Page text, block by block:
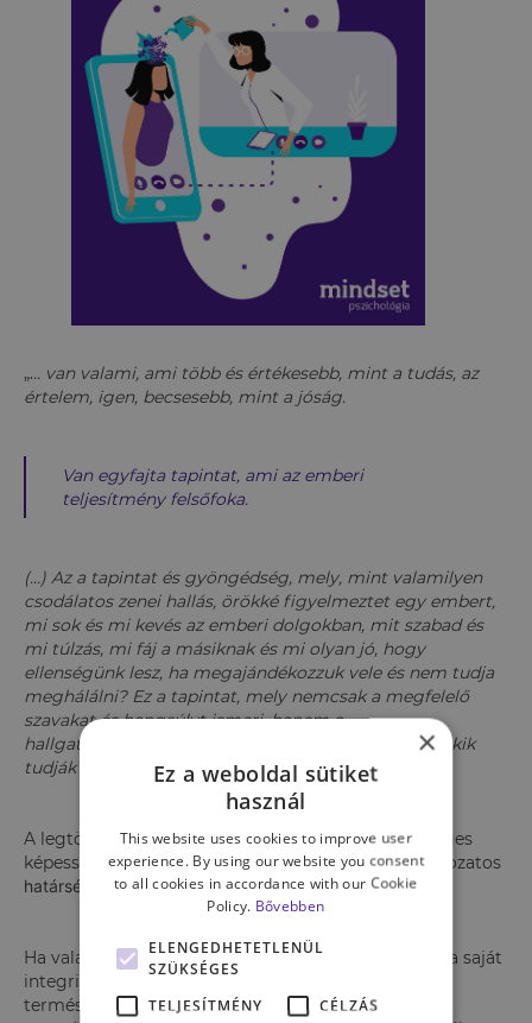
„... van valami, ami több és értékesebb, mint a tudás, az
értelem, igen, becsesebb, mint a jóság.
Van egyfajta tapintat, ami az emberi
teljesítmény felsőfoka.
(...) Az a tapintat és gyöngédség, mely, mint valamilyen
csodálatos zenei hallás, örökké figyelmeztet egy embert,
mi sok és mi kevés az emberi dolgokban, mit szabad és
mi túlzás, mi fáj a másiknak és mi olyan jó, hogy
ellenségünk lesz, ha megajándékozzuk vele és nem tudja
meghálálni? Ez a tapintat, mely nemcsak a megfelelő
szavakat és hangsúlyt ismeri, hanem a
hallgatás gyöngédségét is. Vannak ritka emberek, akik
tudják ezt.”
A legtöbben azonban nem birtoklunk ilyen különleges
képességeket, így jelentős esély van arra, hogy változatos
határsértések okozóivá és elszenvedőivé válunk.
Ha valaki nem képes érzékelni, képviselni és védeni a saját
integritását biztosító kereteket, idővel teljesen
természetessé válhat számára, hogy mások igényei
×
Ez a weboldal sütiket
használ
This website uses cookies to improve user
experience. By using our website you consent
to all cookies in accordance with our Cookie
Policy. Bővebben
ELENGEDHETETLENÜL
SZÜKSÉGES
TELJESÍTMÉNY
CÉLZÁS